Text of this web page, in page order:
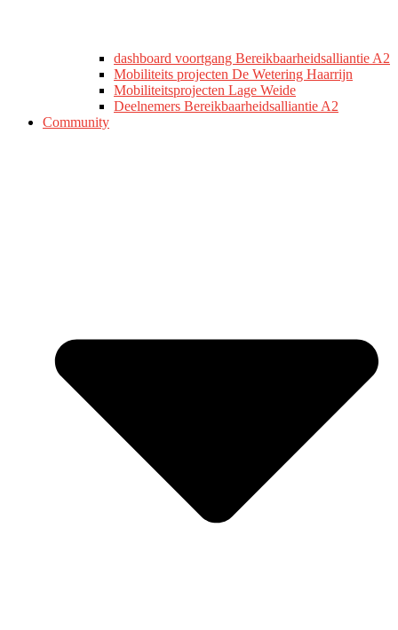
dashboard voortgang Bereikbaarheidsalliantie A2
Mobiliteits projecten De Wetering Haarrijn
Mobiliteitsprojecten Lage Weide
Deelnemers Bereikbaarheidsalliantie A2
Community